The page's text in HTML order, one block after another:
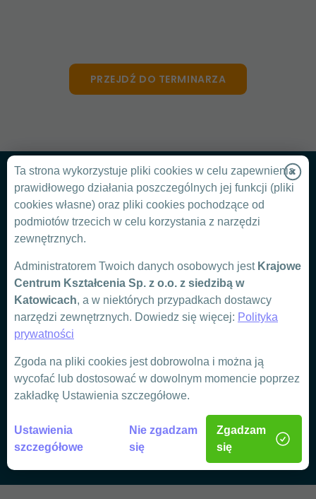
PRZEJDŹ DO TERMINARZA
zorganizować
szkolenie dla
firmy?
DOWIEDZ SIĘ WIĘCEJ
Ta strona wykorzystuje pliki cookies w celu zapewnienia
prawidłowego działania poszczególnych jej funkcji (pliki
cookies własne) oraz pliki cookies pochodzące od
podmiotów trzecich w celu korzystania z narzędzi
zewnętrznych.
Administratorem Twoich danych osobowych jest Krajowe
Centrum Kształcenia Sp. z o.o. z siedzibą w
Katowicach, a w niektórych przypadkach dostawcy
narzędzi zewnętrznych. Dowiedz się więcej: Polityka
prywatności
Zgoda na pliki cookies jest dobrowolna i można ją
wycofać lub dostosować w dowolnym momencie poprzez
zakładkę Ustawienia szczegółowe.
Ustawienia
szczegółowe
Nie zgadzam
się
Zgadzam
się